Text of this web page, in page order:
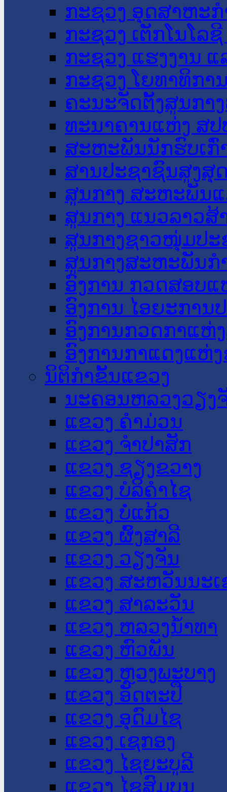
ກະຊວງ ອຸດສາຫະ
ກະຊວງ ເຕັກໂນໂລ
ກະຊວງ ແຮງງານ
ກະຊວງ ໂຍທາທິກາ
ຄະນະຈັດຕັ້ງສູນກາ
ທະນາຄານແຫ່ງ ສປ
ສະຫະພັນນັກຮົບເກົ່
ສານປະຊາຊົນສູງສຸ
ສູນກາງ ສະຫະພັນ
ສູນກາງ ແນວລາວສ້
ສູນກາງຊາວໜຸ່ມປະ
ສູນກາງສະຫະພັນກ
ອົງການ ກວດສອບແ
ອົງການ ໄອຍະການ
ອົງການກວດກາແຫ່
ອົງການກາແດງແຫ່
ນິຕິກໍາຂັ້ນແຂວງ
ນະ​ຄອນ​ຫລວງວຽງ
ແຂວງ ຄໍາມ່ວນ
ແຂວງ ຈໍາປາສັກ
ແຂວງ ຊຽງຂວາງ
ແຂວງ ບໍລິຄໍາໄຊ
ແຂວງ ບໍ່ແກ້ວ
ແຂວງ ຜົ້ງສາລີ
ແຂວງ ວຽງຈັນ
ແຂວງ ສະຫວັນນະ
ແຂວງ ສາລະວັນ
ແຂວງ ຫລວງນໍ້າທາ
ແຂວງ ຫົວພັນ
ແຂວງ ຫຼວງພະບາງ
ແຂວງ ອັດຕະປື
ແຂວງ ອຸດົມໄຊ
ແຂວງ ເຊກອງ
ແຂວງ ໄຊຍະບູລີ
ແຂວງ ໄຊສົມບູນ